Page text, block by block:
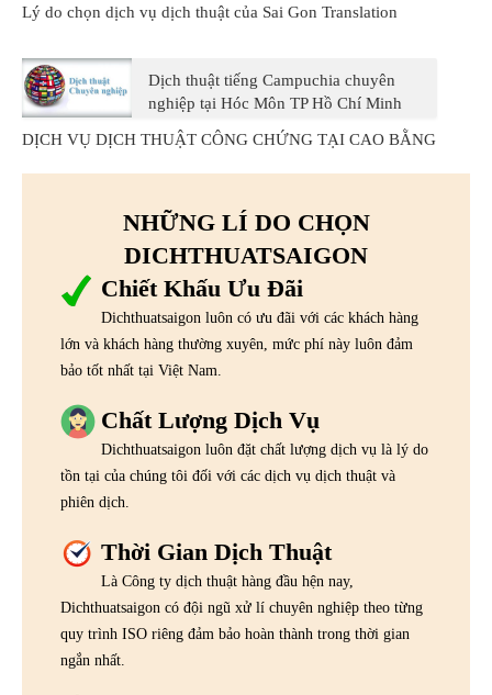
Lý do chọn dịch vụ dịch thuật của Sai Gon Translation
Dịch thuật tiếng Campuchia chuyên
nghiệp tại Hóc Môn TP Hồ Chí Minh
DỊCH VỤ DỊCH THUẬT CÔNG CHỨNG TẠI CAO BẰNG
NHỮNG LÍ DO CHỌN
DICHTHUATSAIGON
Chiết Khấu Ưu Đãi
Dichthuatsaigon luôn có ưu đãi với các khách hàng
lớn và khách hàng thường xuyên, mức phí này luôn đảm
bảo tốt nhất tại Việt Nam.
Chất Lượng Dịch Vụ
Dichthuatsaigon luôn đặt chất lượng dịch vụ là lý do
tồn tại của chúng tôi đối với các dịch vụ dịch thuật và
phiên dịch.
Thời Gian Dịch Thuật
Là Công ty dịch thuật hàng đầu hện nay,
Dichthuatsaigon có đội ngũ xử lí chuyên nghiệp theo từng
quy trình ISO riêng đảm bảo hoàn thành trong thời gian
ngắn nhất.